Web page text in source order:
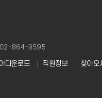
864-9595
다운로드 직원정보 찾아오